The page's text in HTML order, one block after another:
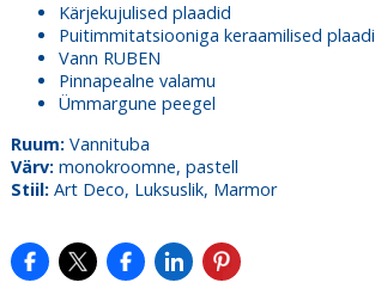
Kärjekujulised plaadid
Puitimmitatsiooniga keraamilised
Vann RUBEN
Pinnapealne valamu
Ümmargune peegel
Ruum:Vannituba
Värv:monokroomne, pastell
Stiil:Art Deco, Luksuslik, Marmor